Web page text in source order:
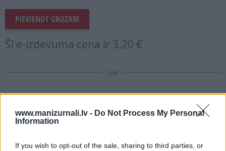
www.manizurnali.lv - Do Not Process My Personal
Information
If you wish to opt-out of the sale, sharing to third parties, or
PIEVIENOT GROZAM
Šī e-izdevuma cena ir 3.20 €
vai
Abonēt izdevumu